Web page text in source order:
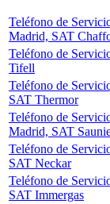
Teléfono de
Madrid, SAT
Teléfono de
Tifell
Teléfono de
SAT Thermor
Teléfono de
Madrid, SAT
Teléfono de
SAT Neckar
Teléfono de
SAT Immergas